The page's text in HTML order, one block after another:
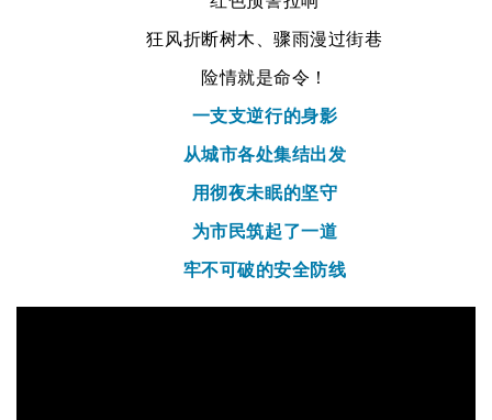
狂风折断树木、骤雨漫过街巷
险情就是命令！
一支支逆行的身影
从城市各处集结出发
用彻夜未眠的坚守
为市民筑起了一道
牢不可破的安全防线